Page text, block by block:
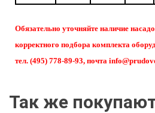
Обязательно уточняйте наличие
корректного подбора комплекта
тел. (495) 778-89-93, почта
Так же